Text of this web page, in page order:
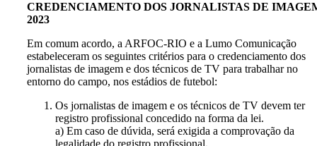
CREDENCIAMENTO DOS JORNALISTAS DE
2023
Em comum acordo, a ARFOC-RIO e a Lumo Comunicação
estabeleceram os seguintes critérios para o credenciamento dos
jornalistas de imagem e dos técnicos de TV para trabalhar no
entorno do campo, nos estádios de futebol:
Os jornalistas de imagem e os técnicos de TV devem ter
registro profissional concedido na forma da lei.
a) Em caso de dúvida, será exigida a comprovação da
legalidade do registro profissional.